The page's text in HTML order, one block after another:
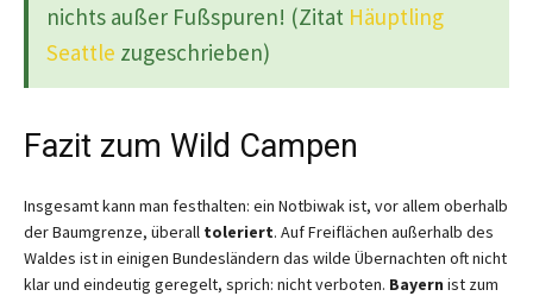
nichts außer Fußspuren! (Zitat Häuptling
Seattle zugeschrieben)
Fazit zum Wild Campen
Insgesamt kann man festhalten: ein Notbiwak ist, vor allem oberhalb
der Baumgrenze, überall toleriert. Auf Freiflächen außerhalb des
Waldes ist in einigen Bundesländern das wilde Übernachten oft nicht
klar und eindeutig geregelt, sprich: nicht verboten. Bayern ist zum